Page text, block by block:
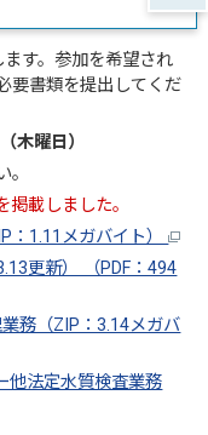
す。参加を希望され
要書類を提出してくだ
木曜日）
載しました。
：1.11メガバイト）
更新） （PDF：494
務（ZIP：3.14メガバ
他法定水質検査業務